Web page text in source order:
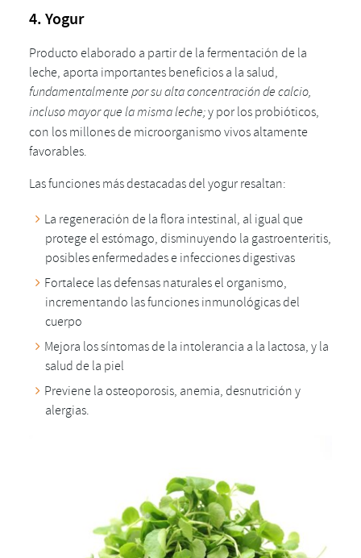
4. Yogur
Producto elaborado a partir de la fermentación de la
leche, aporta importantes beneficios a la salud,
fundamentalmente por su alta concentración de calcio,
incluso mayor que la misma leche;y por los probióticos,
con los millones de microorganismo vivos altamente
favorables.
Las funciones más destacadas del yogur resaltan:
La regeneración de la flora intestinal, al igual que
protege el estómago, disminuyendo la gastroenteritis,
posibles enfermedades e infecciones digestivas
Fortalece las defensas naturales el organismo,
incrementando las funciones inmunológicas del
cuerpo
Mejora los síntomas de la intolerancia a la lactosa, y la
salud de la piel
Previene la osteoporosis, anemia, desnutrición y
alergias.